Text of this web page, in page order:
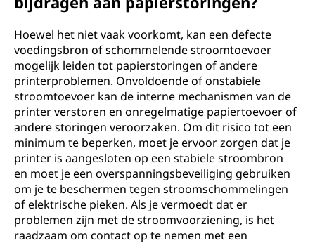
Hoewel het niet vaak voorkomt, kan een defecte
voedingsbron of schommelende stroomtoevoer
mogelijk leiden tot papierstoringen of andere
printerproblemen. Onvoldoende of onstabiele
stroomtoevoer kan de interne mechanismen van de
printer verstoren en onregelmatige papiertoevoer of
andere storingen veroorzaken. Om dit risico tot een
minimum te beperken, moet je ervoor zorgen dat je
printer is aangesloten op een stabiele stroombron
en moet je een overspanningsbeveiliging gebruiken
om je te beschermen tegen stroomschommelingen
of elektrische pieken. Als je vermoedt dat er
problemen zijn met de stroomvoorziening, is het
raadzaam om contact op te nemen met een